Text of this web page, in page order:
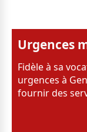
Urgences
Fidèle à sa
urgences à
fournir des